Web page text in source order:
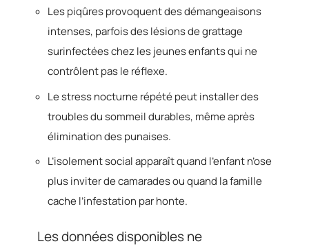
Les piqûres provoquent des démangeaisons
intenses, parfois des lésions de grattage
surinfectées chez les jeunes enfants qui ne
contrôlent pas le réflexe.
Le stress nocturne répété peut installer des
troubles du sommeil durables, même après
élimination des punaises.
L’isolement social apparaît quand l’enfant n’ose
plus inviter de camarades ou quand la famille
cache l’infestation par honte.
Les données disponibles ne